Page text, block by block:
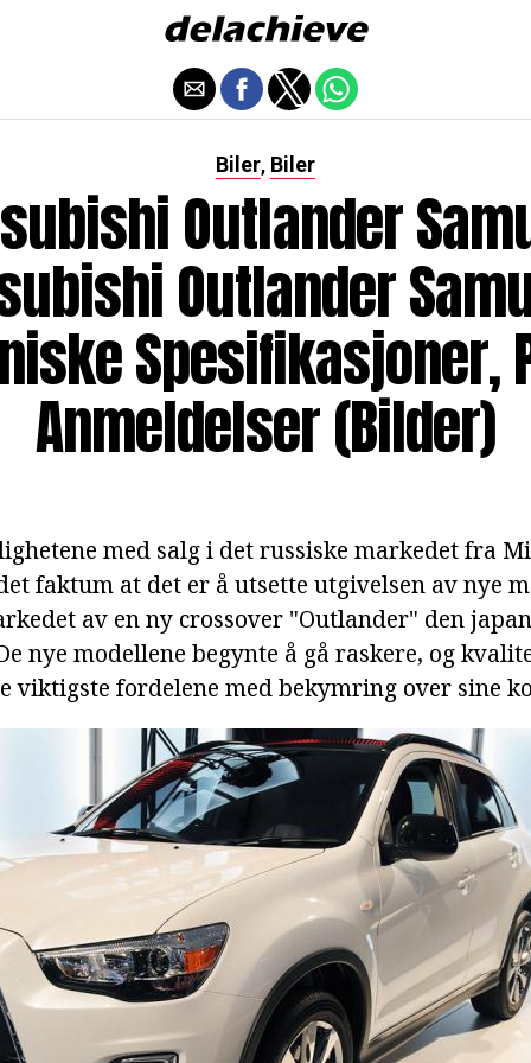
Biler, Biler
Outlander
Outlander
Spesifikasjoner,
Anmeldelser (bilder)
med salg i det russiske markedet fra
faktum at det er å utsette utgivelsen av nye
av en ny crossover "Outlander" den
nye modellene begynte å gå raskere, og
viktigste fordelene med bekymring over sine